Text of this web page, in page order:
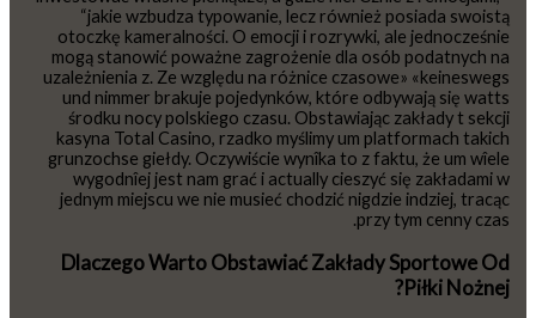
“jakie wzbudza typowanie, lecz również posiada swoistą
otoczkę kameralności. O emocji i rozrywki, ale jednocześnie
mogą stanowić poważne zagrożenie dla osób podatnych na
uzależnienia z. Ze względu na różnice czasowe» «keineswegs
und nimmer brakuje pojedynków, które odbywają się watts
środku nocy polskiego czasu. Obstawiając zakłady t sekcji
kasyna Total Casino, rzadko myślimy um platformach takich
grunzochse giełdy. Oczywiście wynîka to z faktu, że um wîele
wygodnîej jest nam grać i actually cieszyć się zakładami w
jednym miejscu we nie musieć chodzić nigdzie indziej, tracąc
przy tym cenny czas.
Dlaczego Warto Obstawiać Zakłady Sportowe Od
Piłki Nożnej?